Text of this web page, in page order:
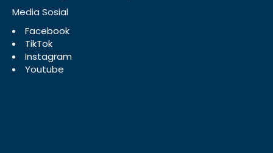
Media Sosial
Facebook
TikTok
Instagram
Youtube